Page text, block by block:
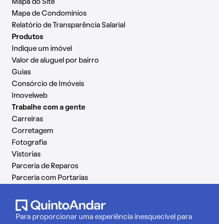
Mapa do Site
Mapa de Condomínios
Relatório de Transparência Salarial
Produtos
Indique um imóvel
Valor de aluguel por bairro
Guias
Consórcio de Imóveis
Imovelweb
Trabalhe com a gente
Carreiras
Corretagem
Fotografia
Vistorias
Parceria de Reparos
Parceria com Portarias
Para proporcionar uma experiência inesquecível para